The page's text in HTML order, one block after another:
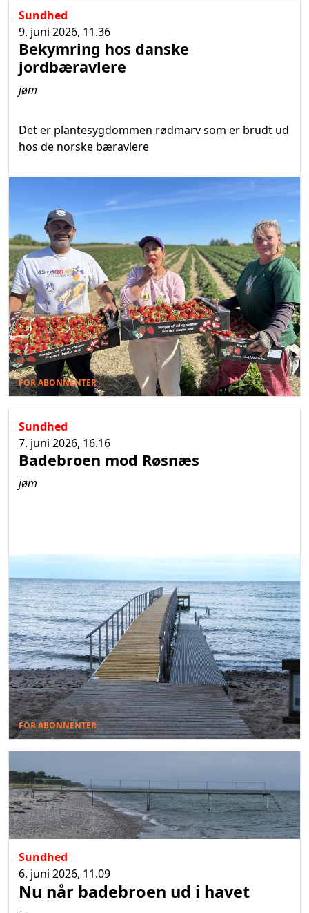
Sundhed
9. juni 2026, 11.36
Bekymring hos danske
jordbæravlere
jøm
Det er plantesygdommen rødmarv som er brudt ud
hos de norske bæravlere
FOR ABONNENTER
Sundhed
7. juni 2026, 16.16
Badebroen mod Røsnæs
jøm
FOR ABONNENTER
Sundhed
6. juni 2026, 11.09
Nu når badebroen ud i havet